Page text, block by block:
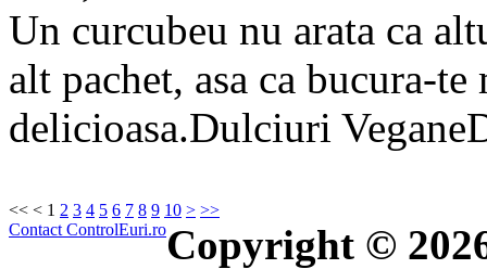
Un curcubeu nu arata ca
alt pachet, asa ca bucura-
delicioasa.Dulciuri
<< < 1 2 3 4 5 6 7 8 9 10 > >>
Contact ControlEuri.roCopyright ©